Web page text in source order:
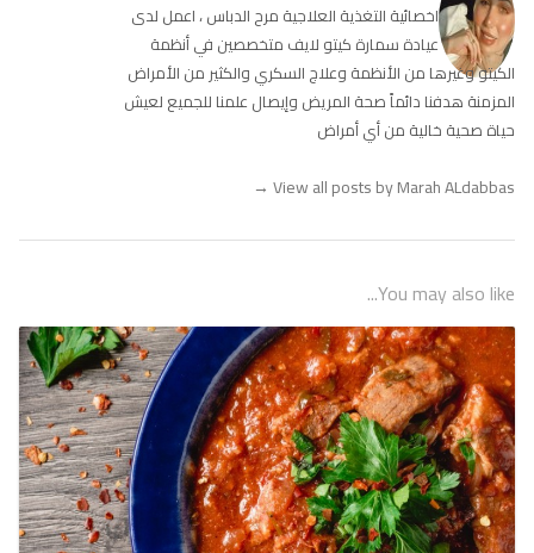
اخصائية التغذية العلاجية مرح الدباس ، اعمل لدى
عيادة سمارة كيتو لايف متخصصين في أنظمة
الكيتو وغيرها من الأنظمة وعلاج السكري والكثير من الأمراض
المزمنة هدفنا دائماً صحة المريض وإيصال علمنا للجميع لعيش
حياة صحية خالية من أي أمراض
View all posts by Marah ALdabbas
→
You may also like...